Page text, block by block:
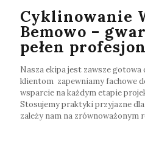
Cyklinowanie
Bemowo –
pełen
Nasza ekipa jest zawsze
klientom zapewniamy fachowe
wsparcie na każdym etapie
Stosujemy praktyki przyjazne
zależy nam na zrównoważonym